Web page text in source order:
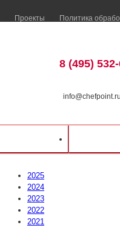
Проекты Политика
8 (495)
2025
2024
2023
2022
2021